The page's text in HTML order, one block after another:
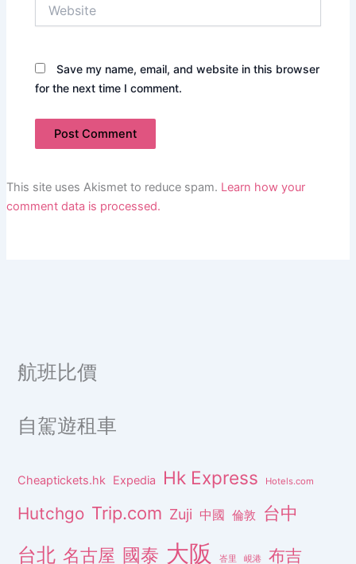
Save my name, email, and website in this browser
for the next time I comment.
This site uses Akismet to reduce spam. Learn how your
comment data is processed.
航班比價
自駕遊租車
Cheaptickets.hk Expedia Hk Express Hotels.com
Hutchgo Trip.com Zuji 中國 倫敦 台中
台北 名古屋 國泰 大阪 峇里 峴港 布吉